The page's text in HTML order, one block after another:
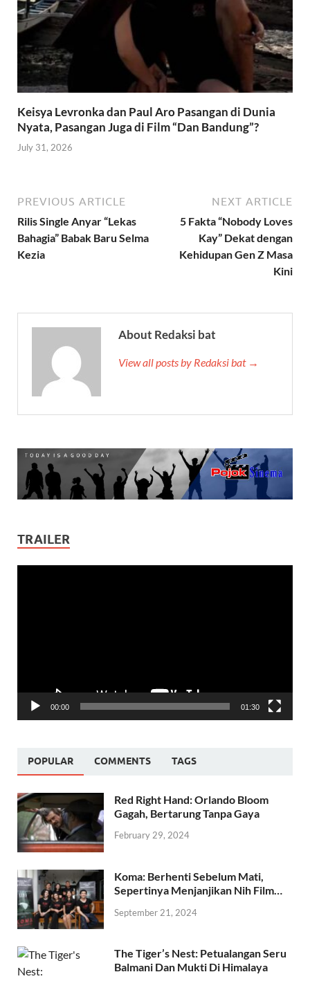
Keisya Levronka dan Paul Aro Pasangan di Dunia
Nyata, Pasangan Juga di Film “Dan Bandung”?
July 31, 2026
PREVIOUS ARTICLE
Rilis Single Anyar “Lekas
Bahagia” Babak Baru Selma
Kezia
NEXT ARTICLE
5 Fakta “Nobody Loves
Kay” Dekat dengan
Kehidupan Gen Z Masa
Kini
About Redaksi bat
View all posts by Redaksi bat →
TRAILER
00:00 01:30
POPULAR COMMENTS TAGS
Red Right Hand: Orlando Bloom
Gagah, Bertarung Tanpa Gaya
February 29, 2024
Koma: Berhenti Sebelum Mati,
Sepertinya Menjanjikan Nih Film…
September 21, 2024
The Tiger’s Nest: Petualangan Seru
Balmani Dan Mukti Di Himalaya